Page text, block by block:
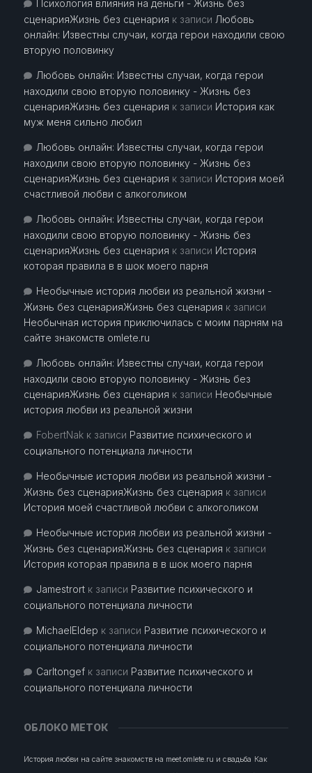
Психология влияния на деньги - Жизнь без
сценарияЖизнь без сценария к записи Любовь
онлайн: Известны случаи, когда герои находили свою
вторую половинку
Любовь онлайн: Известны случаи, когда герои
находили свою вторую половинку - Жизнь без
сценарияЖизнь без сценария к записи История как
муж меня сильно любил
Любовь онлайн: Известны случаи, когда герои
находили свою вторую половинку - Жизнь без
сценарияЖизнь без сценария к записи История моей
счастливой любви с алкоголиком
Любовь онлайн: Известны случаи, когда герои
находили свою вторую половинку - Жизнь без
сценарияЖизнь без сценария к записи История
которая правила в в шок моего парня
Необычные история любви из реальной жизни -
Жизнь без сценарияЖизнь без сценария к записи
Необычная история приключилась с моим парням на
сайте знакомств omlete.ru
Любовь онлайн: Известны случаи, когда герои
находили свою вторую половинку - Жизнь без
сценарияЖизнь без сценария к записи Необычные
история любви из реальной жизни
FobertNakк записи Развитие психического и
социального потенциала личности
Необычные история любви из реальной жизни -
Жизнь без сценарияЖизнь без сценария к записи
История моей счастливой любви с алкоголиком
Необычные история любви из реальной жизни -
Жизнь без сценарияЖизнь без сценария к записи
История которая правила в в шок моего парня
Jamestrortк записи Развитие психического и
социального потенциала личности
MichaelEldep к записи Развитие психического и
социального потенциала личности
Carltongefк записи Развитие психического и
социального потенциала личности
ОБЛОКО МЕТОК
История любви на сайте знакомств на meet.omlete.ru и свадьба Как